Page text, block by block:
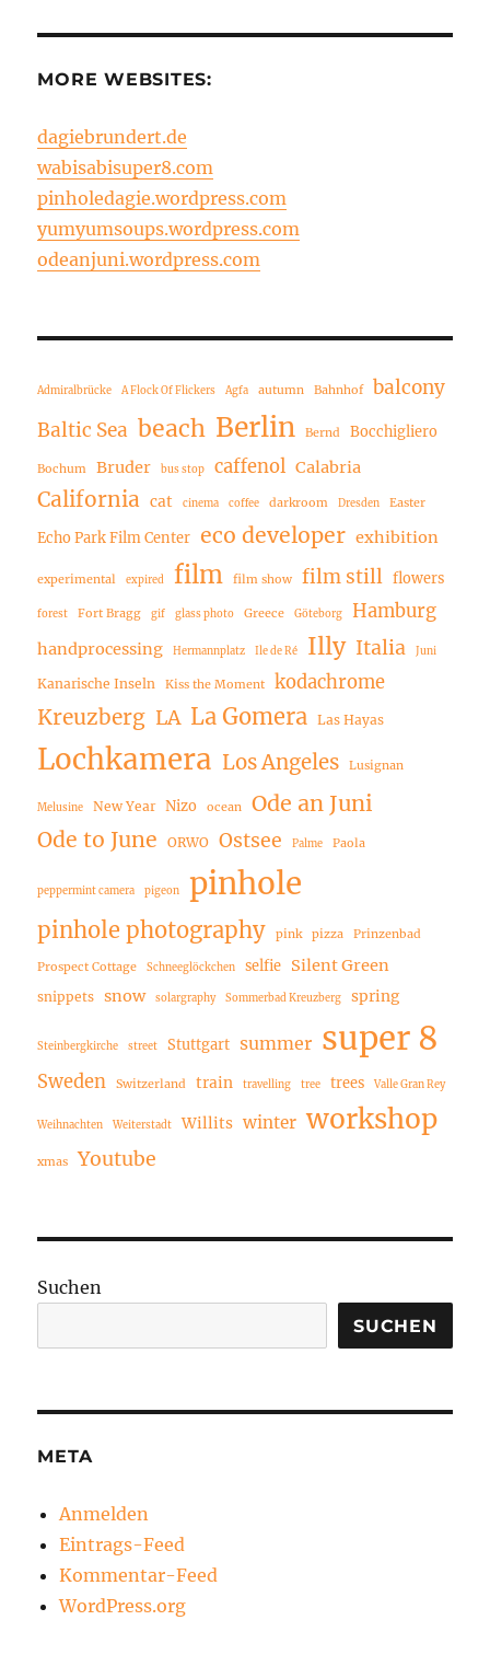
MORE WEBSITES:
dagiebrundert.de
wabisabisuper8.com
pinholedagie.wordpress.com
yumyumsoups.wordpress.com
odeanjuni.wordpress.com
Admiralbrücke A Flock Of Flickers Agfa autumn Bahnhof
balcony
Baltic Sea beach Berlin Bernd Bocchigliero
Bochum Bruder bus stop caffenol Calabria
California cat cinema coffee darkroom Dresden Easter
Echo Park Film Center eco developer exhibition
experimental expired film film show film still flowers
forest Fort Bragg gif glass photo Greece Göteborg Hamburg
handprocessing Hermannplatz Ile de Ré Illy Italia Juni
Kanarische Inseln Kiss the Moment kodachrome
Kreuzberg LA La Gomera Las Hayas
Lochkamera Los Angeles Lusignan
Melusine New Year Nizo ocean
Ode an Juni
Ode to June
ORWO Ostsee Palme Paola
peppermint camera pigeon pinhole
pinhole photography pink pizza Prinzenbad
Prospect Cottage Schneeglöckchen selfie Silent Green
snippets snow solargraphy Sommerbad Kreuzberg spring
Steinbergkirche street Stuttgart summer super 8
Sweden Switzerland train travelling tree trees Valle Gran Rey
Weihnachten Weiterstadt Willits winter workshop
xmas Youtube
Suchen
SUCHEN
META
Anmelden
Eintrags-Feed
Kommentar-Feed
WordPress.org